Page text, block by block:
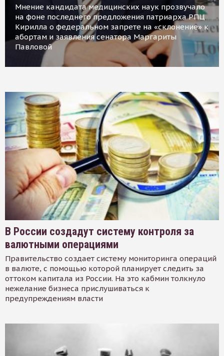
Мнение кандидата медицинских наук прозвучало
на фоне последнего предложения патриарха РПЦ
Кирилла о федеральном запрете на «склонение» к
абортам и заявления сенатора Маргариты
Павловой
В России создадут систему контроля за
валютными операциями
Правительство создает систему мониторинга операций
в валюте, с помощью которой планирует следить за
оттоком капитала из России. На это кабмин толкнуло
нежелание бизнеса прислушиваться к
предупреждениям власти